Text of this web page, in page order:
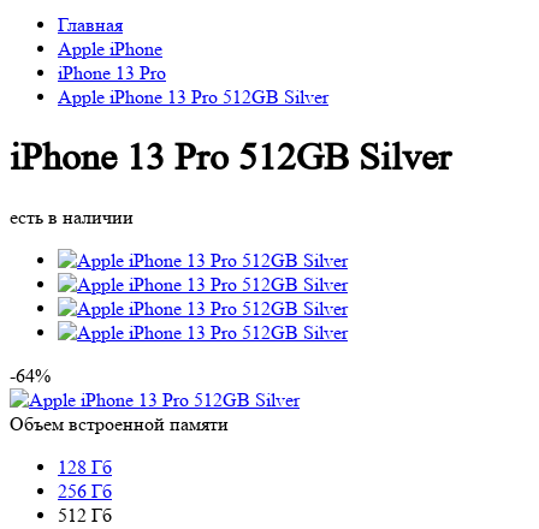
Главная
Apple iPhone
iPhone 13 Pro
Apple iPhone 13 Pro 512GB Silver
iPhone 13 Pro 512GB Silver
есть в наличии
-64%
Объем встроенной памяти
128 Гб
256 Гб
512 Гб